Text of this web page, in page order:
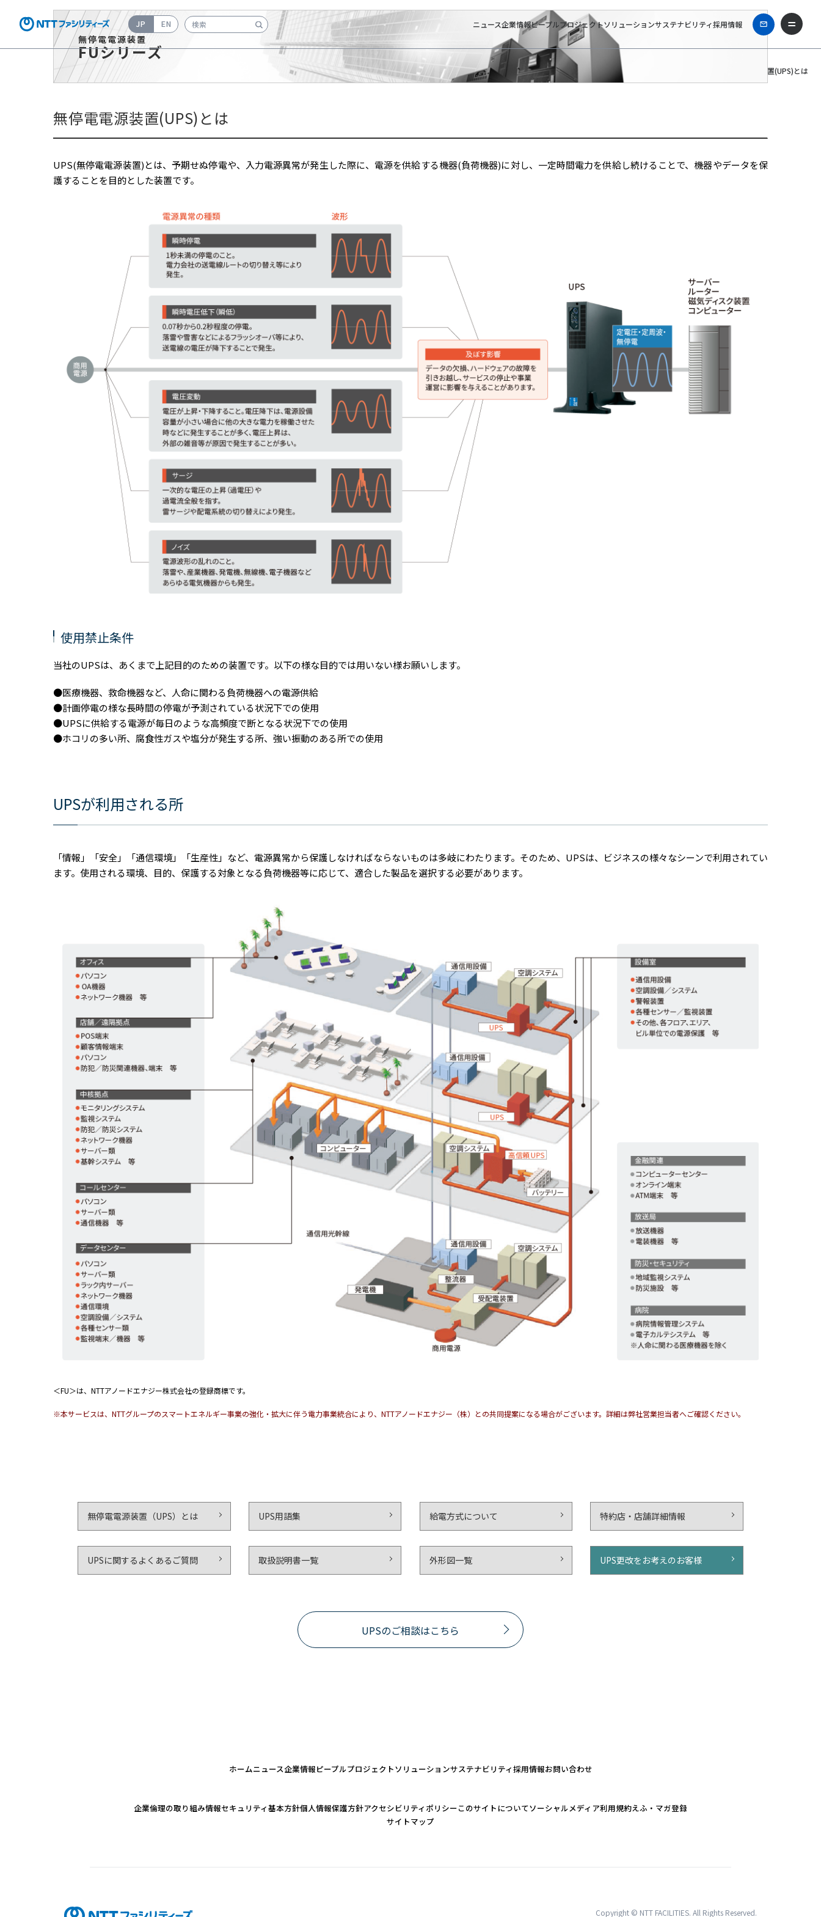
JP EN
検索キーワード入力
ニュース企業情報ピープルプロジェクトソリューションサステナビリティ採用情報
無停電電源装置FUシリーズ 無停電電源装置(UPS)とは
無停電電源装置
FUシリーズ
無停電電源装置(UPS)とは
UPS(無停電電源装置)とは、予期せぬ停電や、入力電源異常が発生した際に、電源を供給する機器(負荷機器)に対し、一定時間電力を供給し続けることで、機器やデータを保
護することを目的とした装置です。
使用禁止条件
当社のUPSは、あくまで上記目的のための装置です。以下の様な目的では用いない様お願いします。
●医療機器、救命機器など、人命に関わる負荷機器への電源供給
●計画停電の様な長時間の停電が予測されている状況下での使用
●UPSに供給する電源が毎日のような高頻度で断となる状況下での使用
●ホコリの多い所、腐食性ガスや塩分が発生する所、強い振動のある所での使用
UPSが利用される所
「情報」「安全」「通信環境」「生産性」など、電源異常から保護しなければならないものは多岐にわたります。そのため、UPSは、ビジネスの様々なシーンで利用されてい
ます。使用される環境、目的、保護する対象となる負荷機器等に応じて、適合した製品を選択する必要があります。
＜FU＞は、NTTアノードエナジー株式会社の登録商標です。
※本サービスは、NTTグループのスマートエネルギー事業の強化・拡大に伴う電力事業統合により、NTTアノードエナジー（株）との共同提案になる場合がございます。詳細は弊社営業担当者へご確認ください。
無停電電源装置（UPS）とは UPS用語集 給電方式について 特約店・店舗詳細情報
UPSに関するよくあるご質問 取扱説明書一覧 外形図一覧 UPS更改をお考えのお客様
UPSのご相談はこちら
ホームニュース企業情報ピープルプロジェクトソリューションサステナビリティ採用情報お問い合わせ
企業倫理の取り組み情報セキュリティ基本方針個人情報保護方針アクセシビリティポリシーこのサイトについてソーシャルメディア利用規約えふ・マガ登録
サイトマップ
Copyright © NTT FACILITIES. All Rights Reserved.